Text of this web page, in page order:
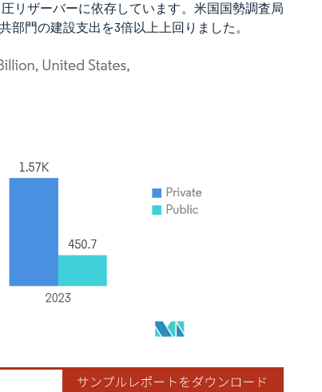
リザーバーに依存しています。米国国勢調査局
門の建設支出を3倍以上上回りました。